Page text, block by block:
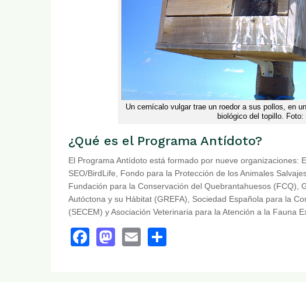
Un cernícalo vulgar trae un roedor a sus pollos, en
biológico del topillo. Foto:
¿Qué es el Programa Antídoto?
El Programa Antídoto está formado por nueve organizaciones:
SEO/BirdLife, Fondo para la Protección de los Animales
Fundación para la Conservación del Quebrantahuesos (FCQ),
Autóctona y su Hábitat (GREFA), Sociedad Española para la
(SECEM) y Asociación Veterinaria para la Atención a la Fauna
Facebook
Mastodon
Email